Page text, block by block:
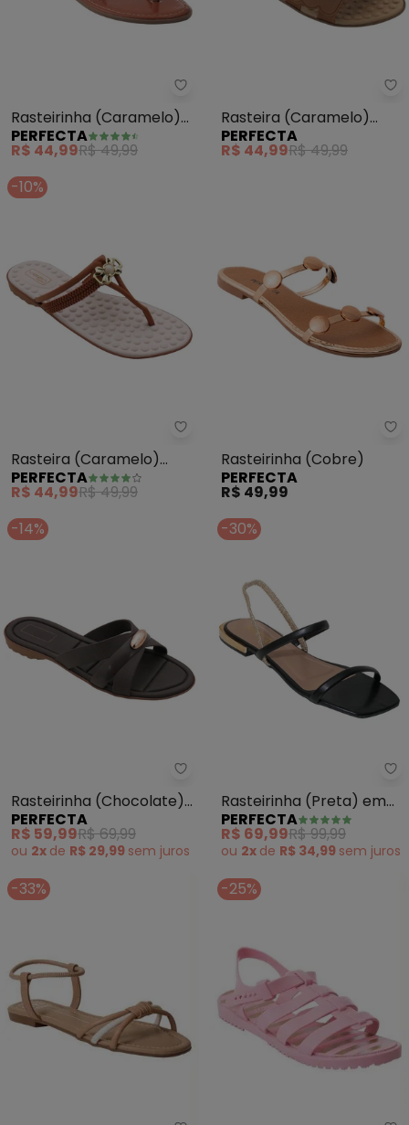
Perfecta - Rasteirinha
Rasteirinha (Caramelo)
em Sintético Verniz
PERFECTA
R$ 44,99R$ 49,99
Rasteira (Caramelo)
com Palmilha Confort
PERFECTA
R$ 44,99R$ 49,99
-10%
Perfecta - Rasteira
Rasteira (Caramelo)
com Adereço Dourado
PERFECTA
R$ 44,99R$ 49,99
Rasteirinha (Cobre)
PERFECTA
R$ 49,99
-14%
Perfecta - Rasteirinha
Rasteirinha (Chocolate)
com Palmilha Confort
PERFECTA
R$ 59,99R$ 69,99
ou 2x de R$ 29,99 sem juros
-30%
Rasteirinha (Preta) em
Sintético
PERFECTA
R$ 69,99R$ 99,99
ou 2x de R$ 34,99 sem juros
-33% -25%